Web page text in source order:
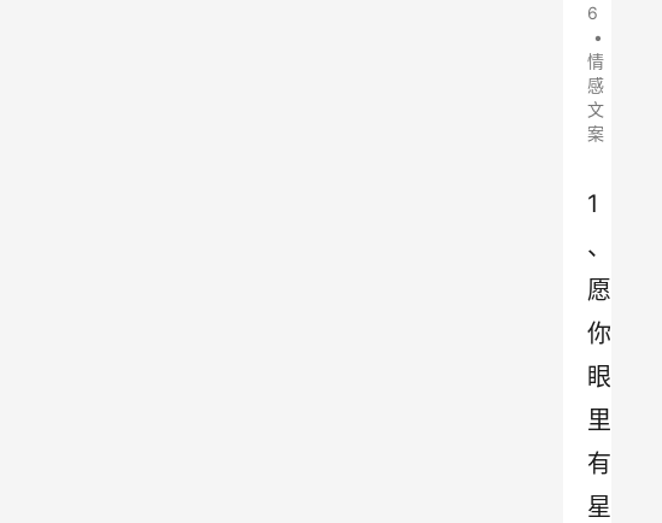
6
•
情
感
文
案
1
、
愿
你
眼
里
有
星